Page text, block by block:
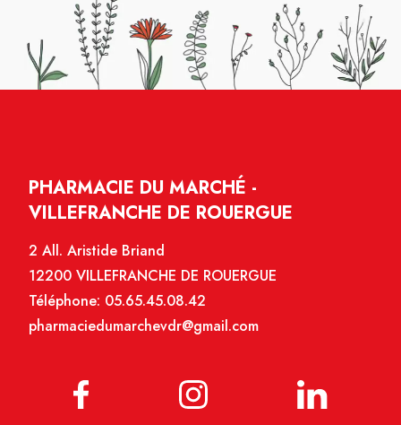
PHARMACIE DU MARCHÉ -
VILLEFRANCHE DE ROUERGUE
2 All. Aristide Briand
12200 VILLEFRANCHE DE ROUERGUE
Téléphone: 05.65.45.08.42
pharmaciedumarchevdr@gmail.com